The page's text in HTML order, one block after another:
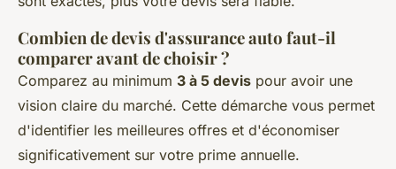
Combien de devis d'assurance auto faut-il
comparer avant de choisir ?
Comparez au minimum 3 à 5 devis pour avoir une
vision claire du marché. Cette démarche vous permet
d'identifier les meilleures offres et d'économiser
significativement sur votre prime annuelle.